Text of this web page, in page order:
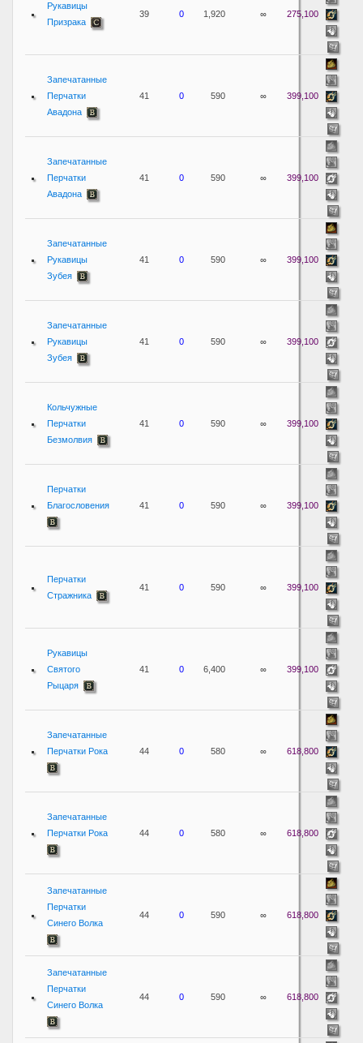
Рукавицы
Призрака
39 0 1,920 ∞ 275,100
Запечатанные
Перчатки
Авадона
41 0 590 ∞ 399,100
Запечатанные
Перчатки
Авадона
41 0 590 ∞ 399,100
Запечатанные
Рукавицы
Зубея
41 0 590 ∞ 399,100
Запечатанные
Рукавицы
Зубея
41 0 590 ∞ 399,100
Кольчужные
Перчатки
Безмолвия
41 0 590 ∞ 399,100
Перчатки
Благословения
41 0 590 ∞ 399,100
Перчатки
Стражника
41 0 590 ∞ 399,100
Рукавицы
Святого
Рыцаря
41 0 6,400 ∞ 399,100
Запечатанные
Перчатки Рока
44 0 580 ∞ 618,800
Запечатанные
Перчатки Рока
44 0 580 ∞ 618,800
Запечатанные
Перчатки
Синего Волка
44 0 590 ∞ 618,800
Запечатанные
Перчатки
Синего Волка
44 0 590 ∞ 618,800